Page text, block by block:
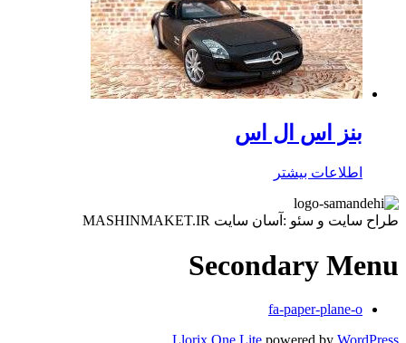
بنز اس ال اس
اطلاعات بیشتر
طراح سایت و سئو :آسان سایت MASHINMAKET.IR
Secondary Menu
fa-paper-plane-o
Llorix One Lite powered by WordPress